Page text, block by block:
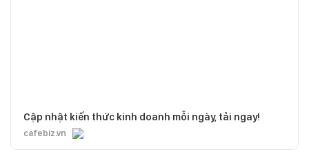
Cập nhật kiến thức kinh doanh mỗi ngày, tải ngay!
cafebiz.vn